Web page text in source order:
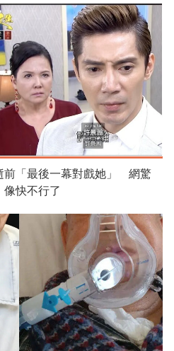
前「最後一幕對戲她」 網驚
像快不行了